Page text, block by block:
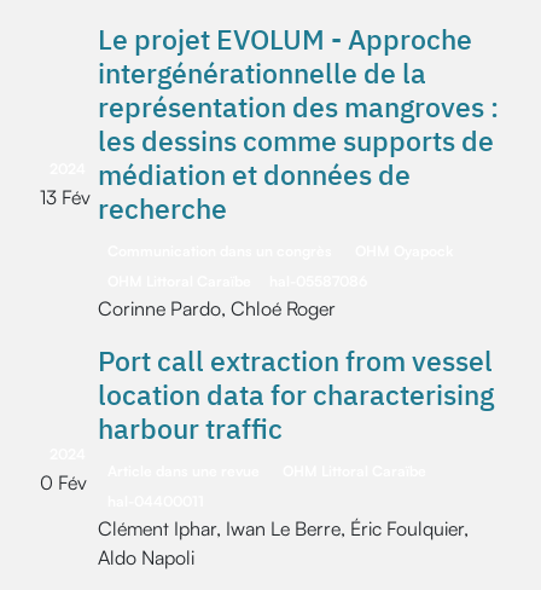
13 Fév
Le projet EVOLUM - Approche
intergénérationnelle de la
représentation des mangroves :
les dessins comme supports de
médiation et données de
recherche
Corinne Pardo, Chloé Roger
0 Fév
Port call extraction from vessel
location data for characterising
harbour traffic
Clément Iphar, Iwan Le Berre, Éric Foulquier,
Aldo Napoli